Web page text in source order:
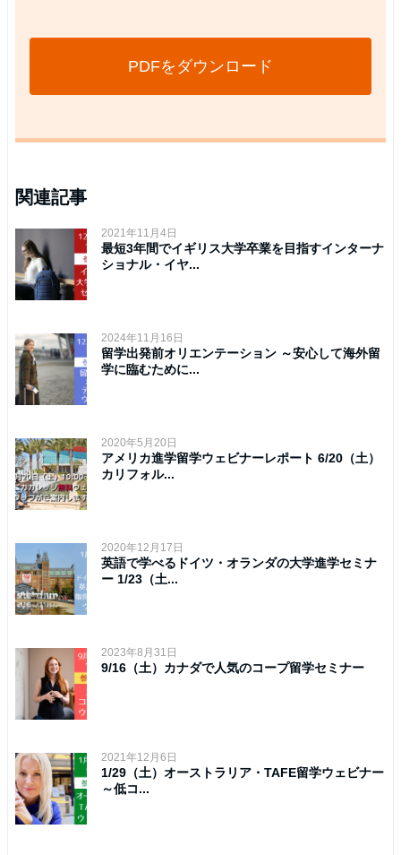
PDFをダウンロード
関連記事
2021年11月4日
最短3年間でイギリス大学卒業を目指すインターナ
ショナル・イヤ...
2024年11月16日
留学出発前オリエンテーション ～安心して海外留
学に臨むために...
2020年5月20日
アメリカ進学留学ウェビナーレポート 6/20（土）
カリフォル...
2020年12月17日
英語で学べるドイツ・オランダの大学進学セミナ
ー 1/23（土...
2023年8月31日
9/16（土）カナダで人気のコープ留学セミナー
2021年12月6日
1/29（土）オーストラリア・TAFE留学ウェビナー
～低コ...